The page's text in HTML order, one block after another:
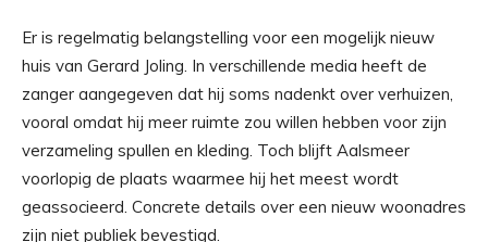
Er is regelmatig belangstelling voor een mogelijk nieuw
huis van Gerard Joling. In verschillende media heeft de
zanger aangegeven dat hij soms nadenkt over verhuizen,
vooral omdat hij meer ruimte zou willen hebben voor zijn
verzameling spullen en kleding. Toch blijft Aalsmeer
voorlopig de plaats waarmee hij het meest wordt
geassocieerd. Concrete details over een nieuw woonadres
zijn niet publiek bevestigd.